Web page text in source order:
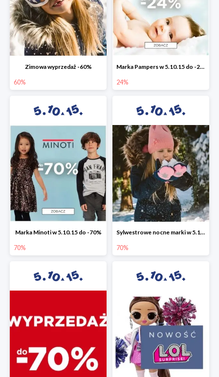
Zimowa wyprzedaż -60%
60%
Marka Pampers w 5.10.15 do -24%
24%
Marka Minoti w 5.10.15 do -70%
70%
Sylwestrowe nocne marki w 5.10.15 do -70%
70%